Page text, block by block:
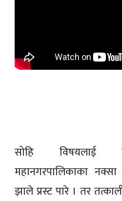
सोहि विषयलाई
महानगरपालिकाका
झाले प्रस्ट पारे । तर